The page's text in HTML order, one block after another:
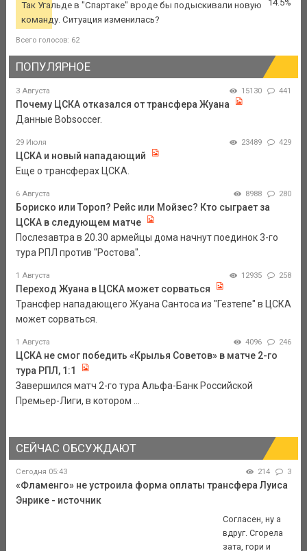
Так Угальде в "Спартаке" вроде бы подыскивали новую
команду. Ситуация изменилась?
14.5%
Всего голосов: 62
ПОПУЛЯРНОЕ
3 Августа 15130 441
Почему ЦСКА отказался от трансфера Жуана
Данные Bobsoccer.
29 Июля 23489 429
ЦСКА и новый нападающий
Еще о трансферах ЦСКА.
6 Августа 8988 280
Бориско или Тороп? Рейс или Мойзес? Кто сыграет за
ЦСКА в следующем матче
Послезавтра в 20.30 армейцы дома начнут поединок 3-го
тура РПЛ против "Ростова".
1 Августа 12935 258
Переход Жуана в ЦСКА может сорваться
Трансфер нападающего Жуана Сантоса из "Гезтепе" в ЦСКА
может сорваться.
1 Августа 4096 246
ЦСКА не смог победить «Крылья Советов» в матче 2-го
тура РПЛ, 1:1
Завершился матч 2-го тура Альфа-Банк Российской
Премьер-Лиги, в котором ...
СЕЙЧАС ОБСУЖДАЮТ
Сегодня 05:43 214 3
«Фламенго» не устроила форма оплаты трансфера Луиса
Энрике - источник
Согласен, ну а
вдруг. Сгорела
зата, гори и